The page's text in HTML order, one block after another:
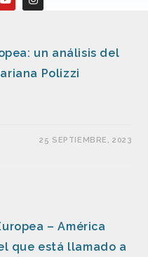
un análisis del
Polizzi
25 SEPTIEMBRE, 2023
– América
que está llamado a